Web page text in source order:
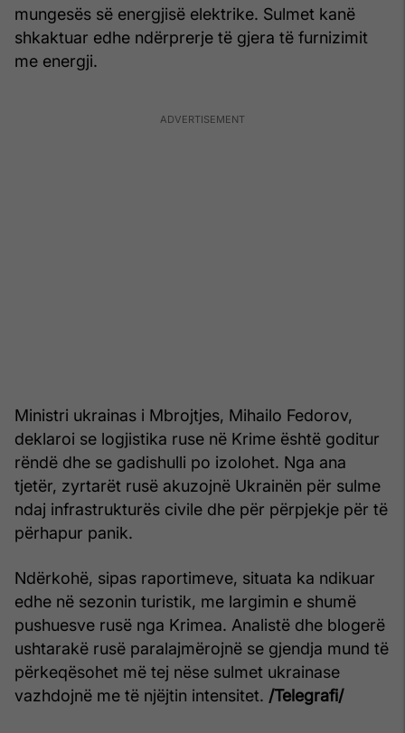
mungesës së energjisë elektrike. Sulmet kanë
shkaktuar edhe ndërprerje të gjera të furnizimit
me energji.
Ministri ukrainas i Mbrojtjes, Mihailo Fedorov,
deklaroi se logjistika ruse në Krime është goditur
rëndë dhe se gadishulli po izolohet. Nga ana
tjetër, zyrtarët rusë akuzojnë Ukrainën për sulme
ndaj infrastrukturës civile dhe për përpjekje për të
përhapur panik.
Ndërkohë, sipas raportimeve, situata ka ndikuar
edhe në sezonin turistik, me largimin e shumë
pushuesve rusë nga Krimea. Analistë dhe blogerë
ushtarakë rusë paralajmërojnë se gjendja mund të
përkeqësohet më tej nëse sulmet ukrainase
vazhdojnë me të njëjtin intensitet. /Telegrafi/